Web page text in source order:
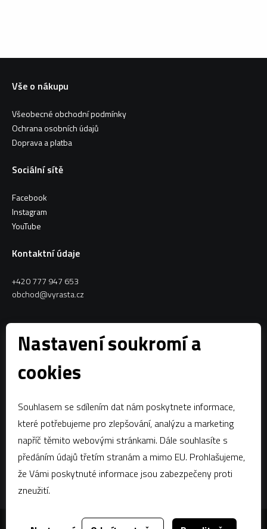
Vše o nákupu
Všeobecné obchodní podmínky
Ochrana osobních údajů
Doprava a platba
Sociální sítě
Facebook
Instagram
YouTube
Kontaktní údaje
+420 777 947 653
obchod@vyrasta.cz
Kontakty
Spytihněv 145
DIČ:CZ28287843
Zápis dle § 13a obchodního zákoníku:Krajský soud v Brně, oddíl C,
vložka 58796
Nastavení soukromí a
cookies
Souhlasem se sdílením dat nám poskytnete informace,
které potřebujeme pro zlepšování, analýzu a marketing
napříč těmito webovými stránkami. Dále souhlasíte s
předáním údajů třetím stranám a mimo EU. Prohlašujeme,
že Vámi poskytnuté informace jsou zabezpečeny proti
zneužití.